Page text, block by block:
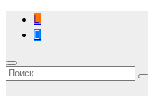
Перейти
содержимому